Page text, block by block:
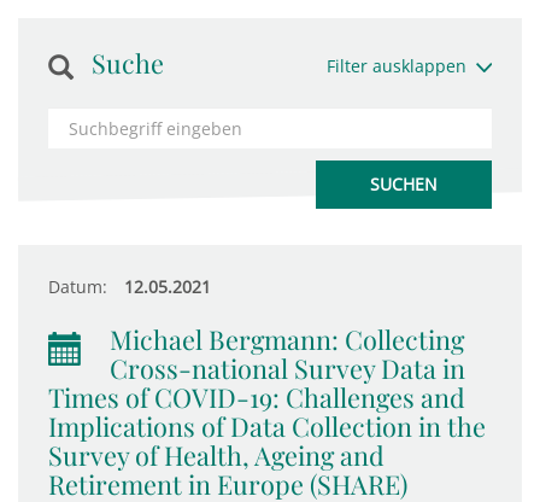
Suche Filter ausklappen
Datum: 12.05.2021
Michael Bergmann: Collecting
Cross-national Survey Data in
Times of COVID-19: Challenges and
Implications of Data Collection in the
Survey of Health, Ageing and
Retirement in Europe (SHARE)